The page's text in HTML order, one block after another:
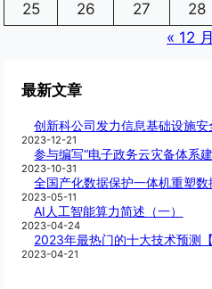
25
26 27 28
« 12 月
最新文章
创新科公司发力信息基础设施
2023-12-21
参与编写“电子政务云灾备体系
2023-10-31
全国产化数据保护一体机重塑
2023-05-11
AI人工智能算力简述（一）
2023-04-24
2023年最热门的十大技术预测【
2023-04-21